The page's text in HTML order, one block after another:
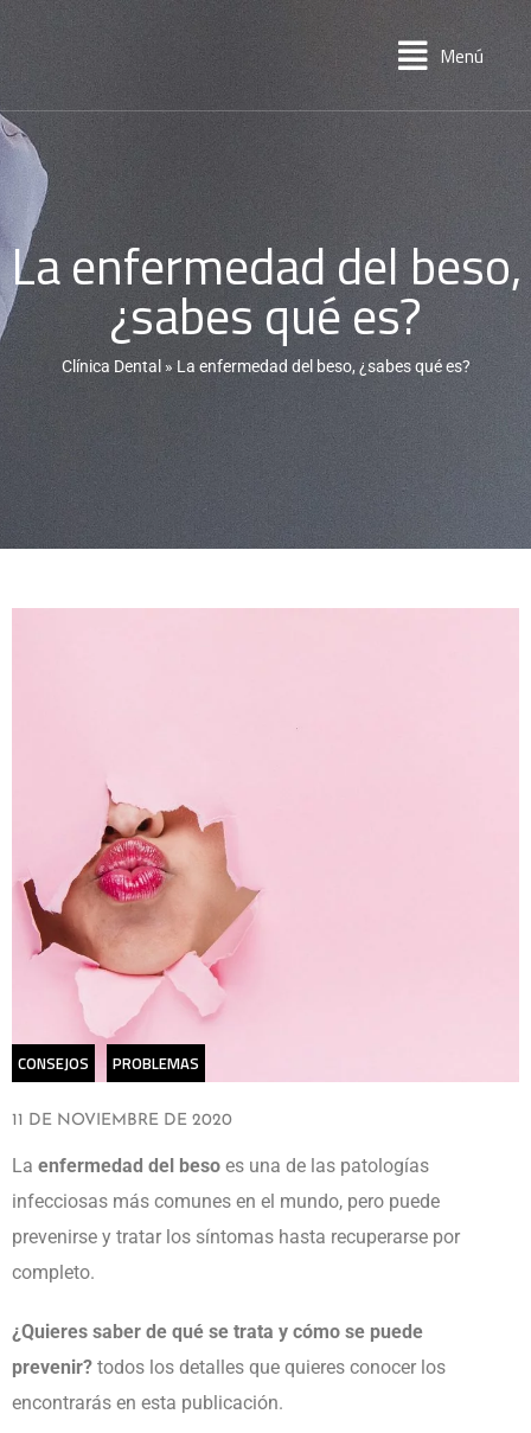
Menú
La enfermedad del beso,
¿sabes qué es?
Clínica Dental » La enfermedad del beso, ¿sabes qué es?
CONSEJOS PROBLEMAS
11 DE NOVIEMBRE DE 2020
La enfermedad del beso es una de las patologías
infecciosas más comunes en el mundo, pero puede
prevenirse y tratar los síntomas hasta recuperarse por
completo.
¿Quieres saber de qué se trata y cómo se puede
prevenir? todos los detalles que quieres conocer los
encontrarás en esta publicación.